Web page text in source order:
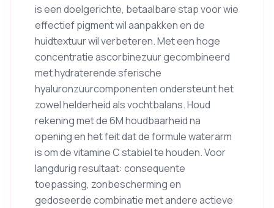
is een doelgerichte, betaalbare stap voor wie
effectief pigment wil aanpakken en de
huidtextuur wil verbeteren. Met een hoge
concentratie ascorbinezuur gecombineerd
met hydraterende sferische
hyaluronzuurcomponenten ondersteunt het
zowel helderheid als vochtbalans. Houd
rekening met de 6M houdbaarheid na
opening en het feit dat de formule waterarm
is om de vitamine C stabiel te houden. Voor
langdurig resultaat: consequente
toepassing, zonbescherming en
gedoseerde combinatie met andere actieve